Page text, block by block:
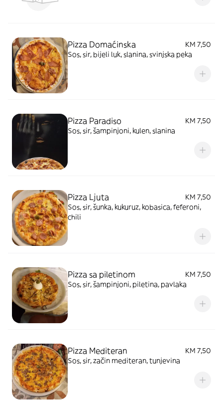
Pizza Domaćinska
KM 7,50
Sos, sir, bijeli luk, slanina, svinjska peka
Pizza Paradiso
KM 7,50
Sos, sir, šampinjoni, kulen, slanina
Pizza Ljuta
KM 7,50
Sos, sir, šunka, kukuruz, kobasica, feferoni,
chili
Pizza sa piletinom
KM 7,50
Sos, sir, šampinjoni, piletina, pavlaka
Pizza Mediteran
KM 7,50
Sos, sir, začin mediteran, tunjevina